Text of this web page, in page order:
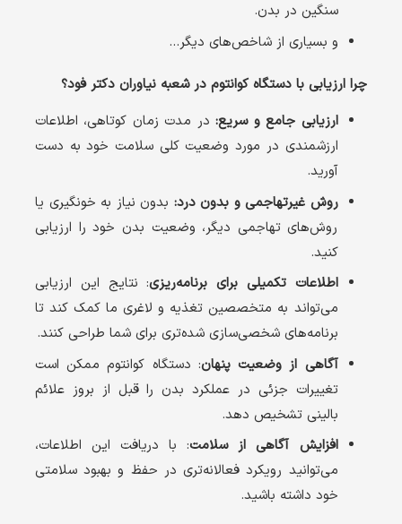
سنگین در بدن.
و بسیاری از شاخص‌های دیگر…
چرا ارزیابی با دستگاه کوانتوم در شعبه نیاوران دکتر فود؟
ارزیابی جامع و سریع:در مدت زمان کوتاهی، اطلاعات
ارزشمندی در مورد وضعیت کلی سلامت خود به دست
آورید.
روش غیرتهاجمی و بدون درد: بدون نیاز به خونگیری یا
روش‌های تهاجمی دیگر، وضعیت بدن خود را ارزیابی
کنید.
اطلاعات تکمیلی برای برنامه‌ریزی: نتایج این ارزیابی
می‌تواند به متخصصین تغذیه و لاغری ما کمک کند تا
برنامه‌های شخصی‌سازی شده‌تری برای شما طراحی کنند.
آگاهی از وضعیت پنهان: دستگاه کوانتوم ممکن است
تغییرات جزئی در عملکرد بدن را قبل از بروز علائم
بالینی تشخیص دهد.
افزایش آگاهی از سلامت: با دریافت این اطلاعات،
می‌توانید رویکرد فعالانه‌تری در حفظ و بهبود سلامتی
خود داشته باشید.